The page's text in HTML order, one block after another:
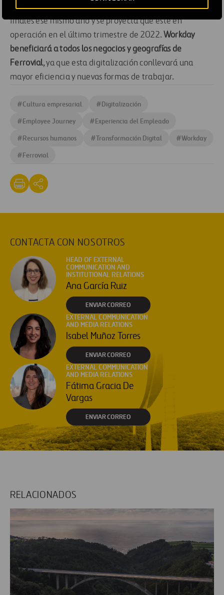
los distintos negocios y países, se empezó a testear a
finales ese mismo año y se proyecta que esté en
operación en el último trimestre de 2022. Workday
beneficiará a todos los negocios y geografías de
Ferrovial, ya que esta digitalización conllevará una
mayor eficiencia y nuevas formas de trabajar.
#Cultura empresarial #Digitalización
#Employee Journey #Experiencia del Empleado
#Recursos humanos #Transformación Digital #Workday
#Ferrovial
CONTACTA CON NOSOTROS
HEAD OF EXTERNAL
COMMUNICATION AND
INSTITUTIONAL RELATIONS
Ana García Ruiz
ENVIAR CORREO
EXTERNAL COMMUNICATION
AND MEDIA RELATIONS
Isabel Muñoz Torres
ENVIAR CORREO
EXTERNAL COMMUNICATION
AND MEDIA RELATIONS
Fátima Gracia De
Vargas
ENVIAR CORREO
RELACIONADOS